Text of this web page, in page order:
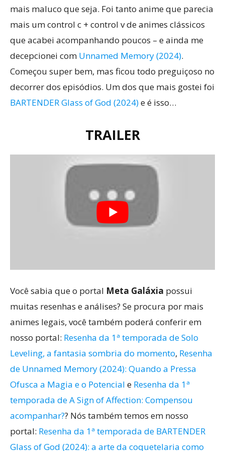
mais maluco que seja. Foi tanto anime que parecia
mais um control c + control v de animes clássicos
que acabei acompanhando poucos – e ainda me
decepcionei com Unnamed Memory (2024).
Começou super bem, mas ficou todo preguiçoso no
decorrer dos episódios. Um dos que mais gostei foi
BARTENDER Glass of God (2024)e é isso…
TRAILER
Você sabia que o portal Meta Galáxia possui
muitas resenhas e análises? Se procura por mais
animes legais, você também poderá conferir em
nosso portal: Resenha da 1ª temporada de Solo
Leveling, a fantasia sombria do momento, Resenha
de Unnamed Memory (2024): Quando a Pressa
Ofusca a Magia e o Potencial e Resenha da 1ª
temporada de A Sign of Affection: Compensou
acompanhar?? Nós também temos em nosso
portal: Resenha da 1ª temporada de BARTENDER
Glass of God (2024): a arte da coquetelaria como